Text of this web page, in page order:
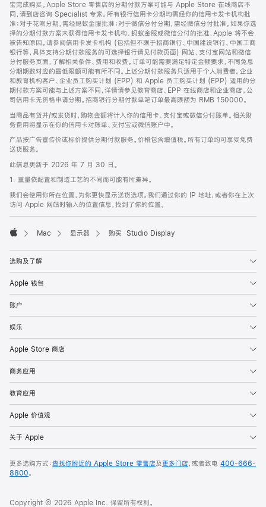
宝完成购买。Apple Store 零售店的分期付款方案可能与 Apple Store 在线商店不
同，请到店咨询 Specialist 专家。所有银行信用卡分期均需经你的信用卡发卡机构批
准；对于花呗分期，需经蚂蚁金服批准；对于微信分付分期，需经微信分付批准。如果你选
择的分期付款方案未获得信用卡发卡机构、蚂蚁金服或微信分付的批准，Apple 将不会
被告知原因。请参阅信用卡发卡机构 (包括但不限于招商银行、中国建设银行、中国工商
银行等，具体支持分期付款服务的可选择银行请见付款页面) 网站、支付宝网站和微信
分付服务页面，了解相关条件、费用和收费。订单可能需要满足特定金额要求，不同免息
分期期数对应的最低限额可能有所不同。上述分期付款服务只适用于个人消费者。企业
和教育机构客户、企业员工购买计划 (EPP) 和 Apple 员工购买计划 (EPP) 适用的分
期付款方案可能与上述方案不同，详情请参见教育商店、EPP 在线商店和企业商店。公
司信用卡无资格申请分期。招商银行分期付款单笔订单最高限额为 RMB 150000。
当商品有货并/或发货时，购物金额将计入你的信用卡、支付宝或微信分付账单。相关财
务费用将显示在你的信用卡对账单、支付宝或微信账户中。
产品按广告宣传价或标价提供分期付款服务。价格包含增值税。所有订单均可享受免费
送货服务。
此信息更新于 2026 年 7 月 30 日。
1. 重量依配置和制造工艺的不同而可能有所差异。
我们会使用你所在位置，为你更快显示送货选项。我们通过你的 IP 地址，或者你在上次
访问 Apple 网站时输入的位置信息，找到了你的位置。
Mac 显示器 购买 Studio Display
选购及了解
Apple 钱包
账户
娱乐
Apple Store 商店
商务应用
教育应用
Apple 价值观
关于 Apple
更多选购方式：查找你附近的 Apple Store 零售店及更多门店，或者致电 400-666-
8800。
Copyright © 2026 Apple Inc. 保留所有权利。